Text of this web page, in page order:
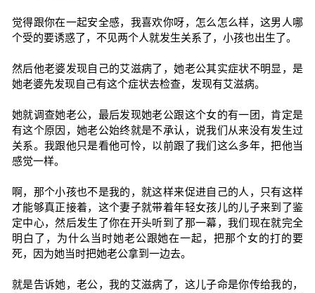
觉得跟你在一起安全感，我喜欢你呀，怎么怎么样，这男人哪
个受的要诱惑了，不见两个人就发生关系了，小孩也出生了。
然后他老婆发现自己的艾滋病了，她老公其实症状不明显，是
她老婆先发现自己有这个症状去检查，发现有艾滋病。
她就调查她老公，最后发现她老公跟这个女的有一团，肯定是
有这个原因，她老公始终就是不承认，说我们从来没有发生过
关系。我跟他只是看他可怜，以前跟了我们这么多年，把他当
感觉一样。
啊，那个小孩也不是我的，就这样来促进自己的人，只有这样
才能够真正接着，这个妻子就带着年轻女孩儿的儿子来到了鉴
定中心，然后发生了你在开头听到了那一幕，我们现在就完全
明白了，为什么当时她老公跟她在一起，把那个女的打的要
死，因为她当时把她老公拿到一边去。
就是告诉她，老公，我的艾滋病了，这儿子命是你传给我的，